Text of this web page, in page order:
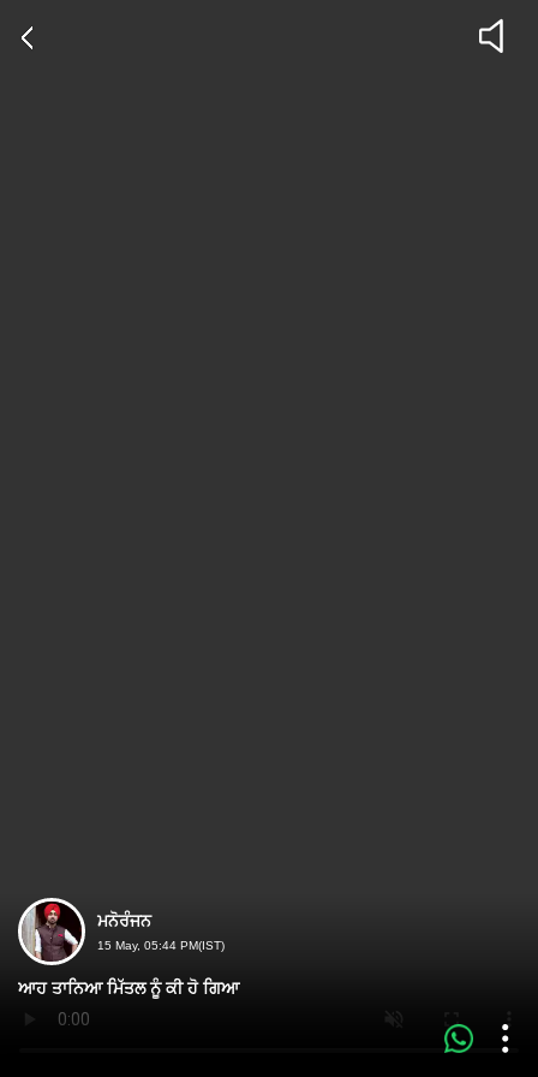
ਮਨੋਰੰਜਨ
15 May, 05:44 PM(IST)
ਆਹ ਤਾਨਿਆ ਮਿੱਤਲ ਨੂੰ ਕੀ ਹੋ ਗਿਆ